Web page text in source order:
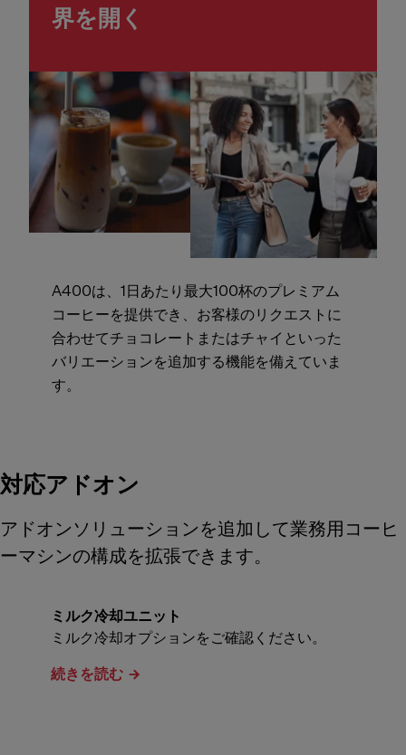
界を開く
A400は、1日あたり最大100杯のプレミアム
コーヒーを提供でき、お客様のリクエストに
合わせてチョコレートまたはチャイといった
バリエーションを追加する機能を備えていま
す。
対応アドオン
アドオンソリューションを追加して業務用コーヒ
ーマシンの構成を拡張できます。
ミルク冷却ユニット
ミルク冷却オプションをご確認ください。
続きを読む